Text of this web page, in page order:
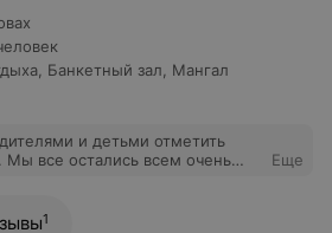
Банкетный зал
Мангал
и детьми отметить
все остались всем очень
были любители попариться,
(лучше обустроенной
Еще
1